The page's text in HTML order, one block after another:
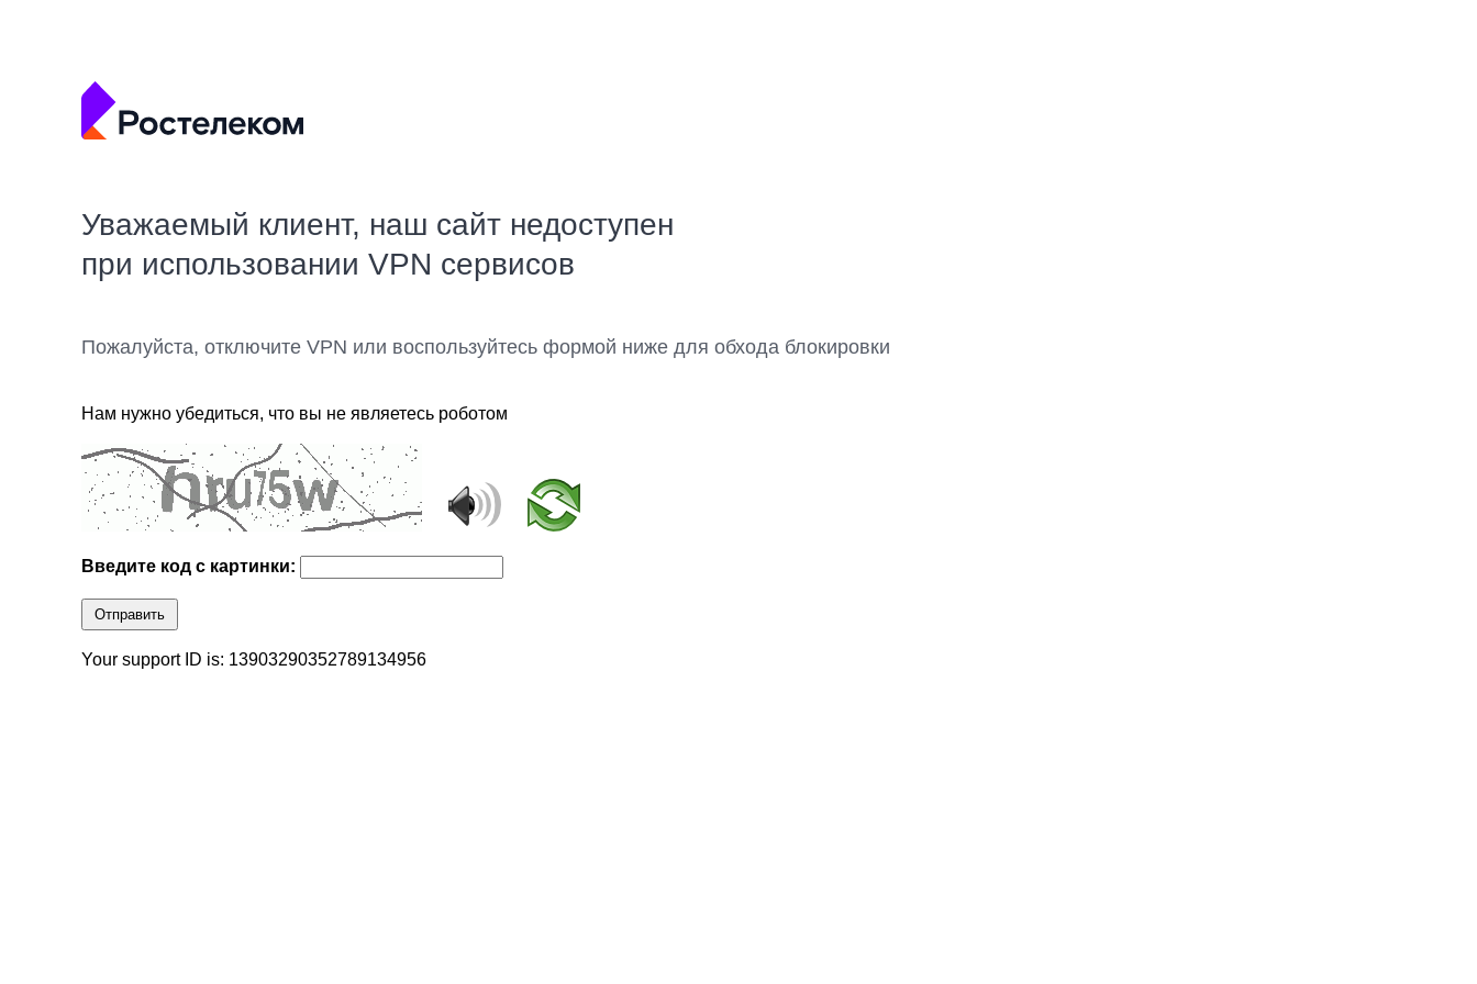
Уважаемый клиент, наш сайт недоступен
при использовании VPN сервисов
Пожалуйста, отключите VPN или воспользуйтесь формой ниже для обхода блокировки
Нам нужно убедиться, что вы не являетесь роботом
Введите код с картинки:
Отправить
Your support ID is: 13903290352789134956